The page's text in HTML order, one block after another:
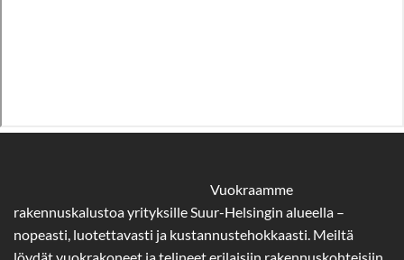
Vuokraamme
rakennuskalustoa yrityksille Suur-Helsingin alueella –
nopeasti, luotettavasti ja kustannustehokkaasti. Meiltä
löydät vuokrakoneet ja telineet erilaisiin rakennuskohteisiin